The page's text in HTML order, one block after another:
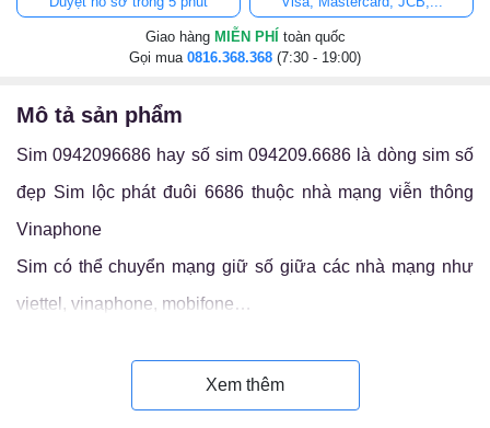
Giao hàng MIỄN PHÍ toàn quốc
Gọi mua 0816.368.368 (7:30 - 19:00)
mô tả sản phẩm
Sim 0942096686 hay số sim 094209.6686 là dòng sim số
đẹp Sim lộc phát đuôi 6686 thuộc nhà mạng viễn thông
Vinaphone
Sim có thể chuyển mạng giữ số giữa các nhà mạng như
viettel, vinaphone, mobifone…
Xem thêm